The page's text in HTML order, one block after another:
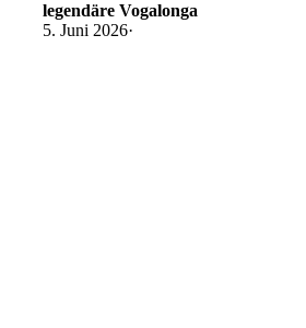
legendäre Vogalonga
5. Juni 2026·